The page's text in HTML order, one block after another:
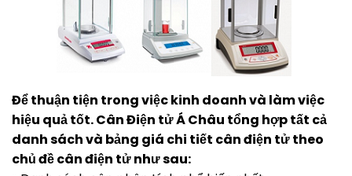
Để thuận tiện trong việc kinh doanh và làm việc
hiệu quả tốt. Cân Điện tử Á Châu tổng hợp tất cả
danh sách và bảng giá chi tiết cân điện tử theo
chủ đề cân điện tử như sau: